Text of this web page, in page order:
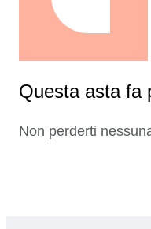
Questa asta fa
Non perderti